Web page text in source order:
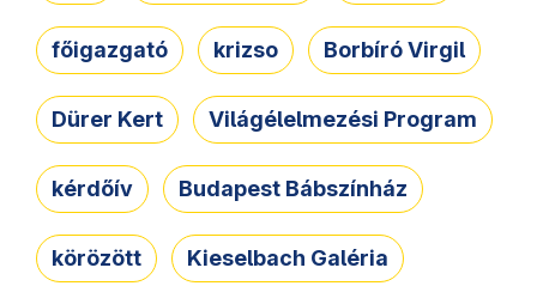
főigazgató krizso Borbíró Virgil
Dürer Kert Világélelmezési Program
kérdőív Budapest Bábszínház
körözött Kieselbach Galéria